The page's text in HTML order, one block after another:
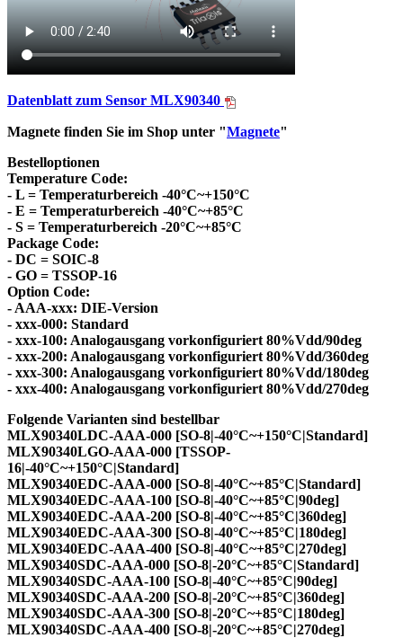
Datenblatt zum Sensor MLX90340
Magnete finden Sie im Shop unter "Magnete"
Bestelloptionen
Temperature Code:
- L = Temperaturbereich -40°C~+150°C
- E = Temperaturbereich -40°C~+85°C
- S = Temperaturbereich -20°C~+85°C
Package Code:
- DC = SOIC-8
- GO = TSSOP-16
Option Code:
- AAA-xxx: DIE-Version
- xxx-000: Standard
- xxx-100: Analogausgang vorkonfiguriert 80%Vdd/90deg
- xxx-200: Analogausgang vorkonfiguriert 80%Vdd/360deg
- xxx-300: Analogausgang vorkonfiguriert 80%Vdd/180deg
- xxx-400: Analogausgang vorkonfiguriert 80%Vdd/270deg
Folgende Varianten sind bestellbar
MLX90340LDC-AAA-000 [SO-8|-40°C~+150°C|Standard]
MLX90340LGO-AAA-000 [TSSOP-
16|-40°C~+150°C|Standard]
MLX90340EDC-AAA-000 [SO-8|-40°C~+85°C|Standard]
MLX90340EDC-AAA-100 [SO-8|-40°C~+85°C|90deg]
MLX90340EDC-AAA-200 [SO-8|-40°C~+85°C|360deg]
MLX90340EDC-AAA-300 [SO-8|-40°C~+85°C|180deg]
MLX90340EDC-AAA-400 [SO-8|-40°C~+85°C|270deg]
MLX90340SDC-AAA-000 [SO-8|-20°C~+85°C|Standard]
MLX90340SDC-AAA-100 [SO-8|-40°C~+85°C|90deg]
MLX90340SDC-AAA-200 [SO-8|-20°C~+85°C|360deg]
MLX90340SDC-AAA-300 [SO-8|-20°C~+85°C|180deg]
MLX90340SDC-AAA-400 [SO-8|-20°C~+85°C|270deg]